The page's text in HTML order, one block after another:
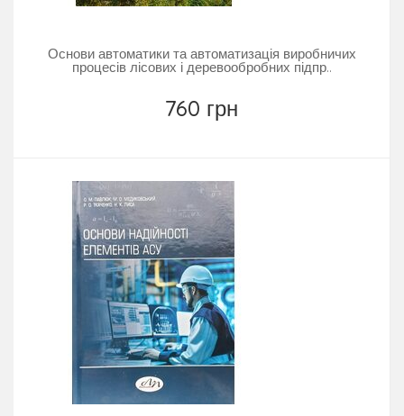
Основи автоматики та автоматизація виробничих
процесів лісових і деревообробних підпр..
760 грн